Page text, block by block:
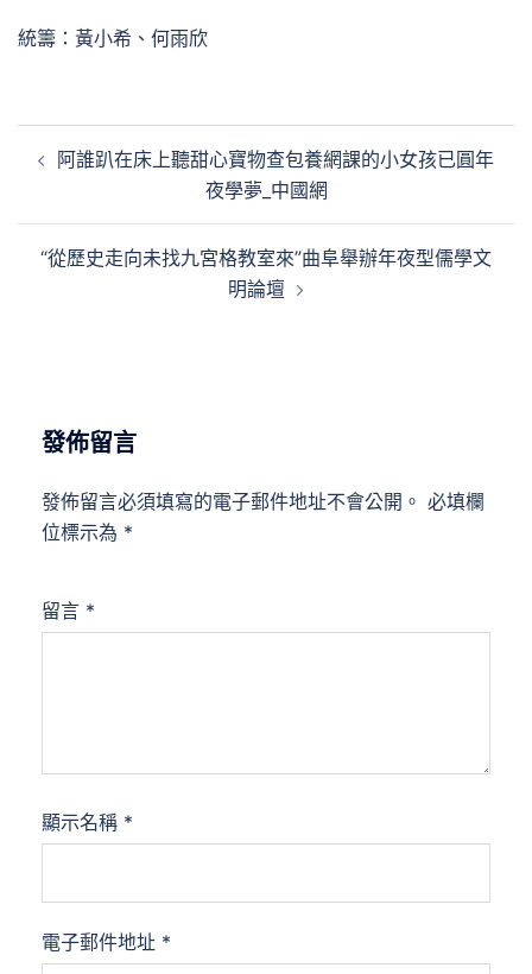
統籌：黃小希、何雨欣
章
阿誰趴在床上聽甜心寶物查包養網課的小女孩已圓年
夜學夢_中國網
“從歷史走向未找九宮格教室來”曲阜舉辦年夜型儒學文
明論壇
發佈留言
發佈留言必須填寫的電子郵件地址不會公開。 必填欄
位標示為 *
留言 *
顯示名稱 *
電子郵件地址 *